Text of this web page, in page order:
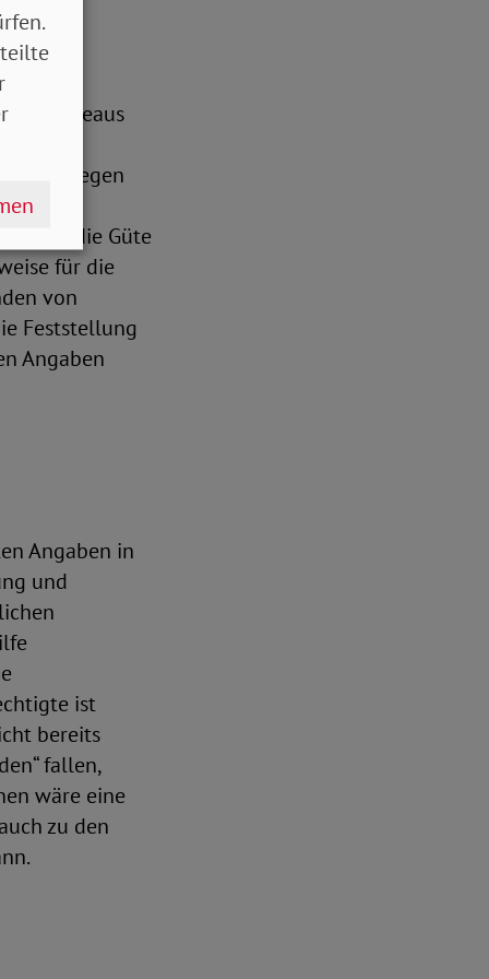
sind
Vorliegen
wie
wie die Güte
für die
von
Feststellung
Angaben
Angaben in
und
ist
bereits
fallen,
wäre eine
zu den